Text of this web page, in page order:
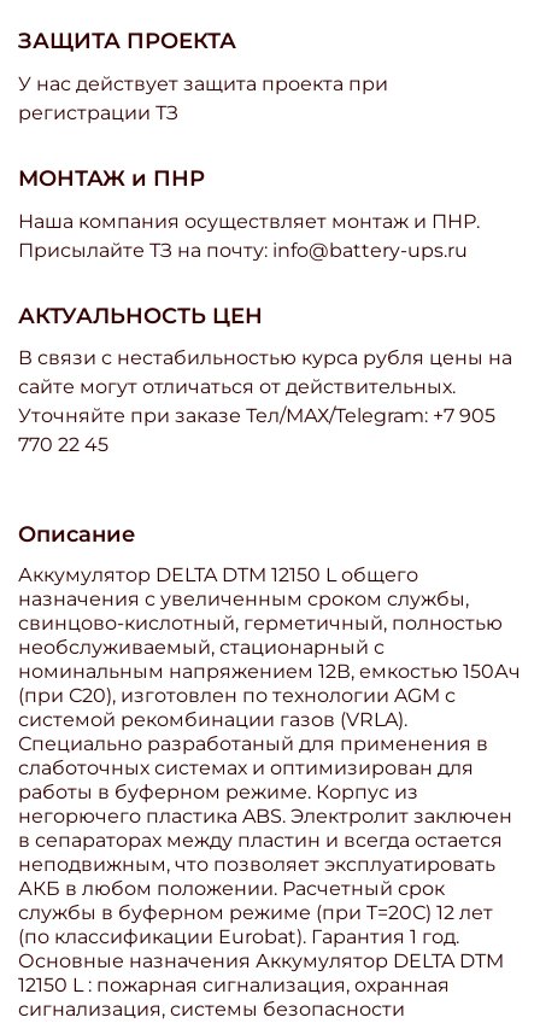
Описание
Аккумулятор DELTA DTM 12150 L общего
назначения с увеличенным сроком службы,
свинцово-кислотный, герметичный, полностью
необслуживаемый, стационарный с
номинальным напряжением 12В, емкостью 150Ач
(при С20), изготовлен по технологии AGM с
системой рекомбинации газов (VRLA).
Специально разработаный для применения в
слаботочных системах и оптимизирован для
работы в буферном режиме. Корпус из
негорючего пластика ABS. Электролит заключен
в сепараторах между пластин и всегда остается
неподвижным, что позволяет эксплуатировать
АКБ в любом положении. Расчетный срок
службы в буферном режиме (при T=20С) 12 лет
(по классификации Eurobat). Гарантия 1 год.
Основные назначения Аккумулятор DELTA DTM
12150 L : пожарная сигнализация, охранная
сигнализация, системы безопасности
ЗАЩИТА ПРОЕКТА
У нас действует защита проекта при
регистрации ТЗ
МОНТАЖ и ПНР
Наша компания осуществляет монтаж и ПНР.
Присылайте ТЗ на почту: info@battery-ups.ru
АКТУАЛЬНОСТЬ ЦЕН
В связи с нестабильностью курса рубля цены на
сайте могут отличаться от действительных.
Уточняйте при заказе Тел/МАХ/Telegram: +7 905
770 22 45